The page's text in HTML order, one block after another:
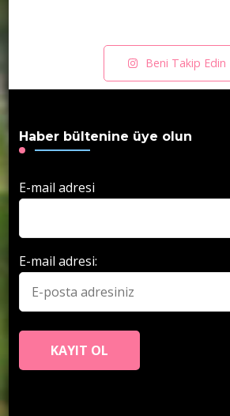
Beni Takip Edin
Haber bültenine üye olun
E-mail adresi
E-mail adresi: